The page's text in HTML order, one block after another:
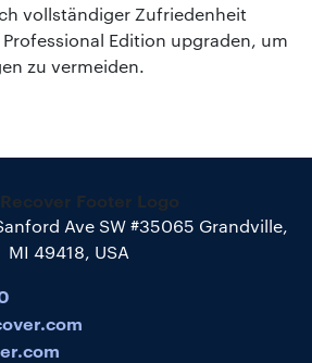
vollständiger Zufriedenheit
Edition upgraden, um
zu vermeiden.
Ave SW #35065 Grandville,
MI 49418, USA